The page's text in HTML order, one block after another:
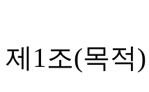
제1조(목적)